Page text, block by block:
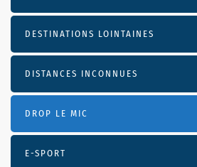
DESTINATIONS LOINTAINES
DISTANCES INCONNUES
DROP LE MIC
E-SPORT